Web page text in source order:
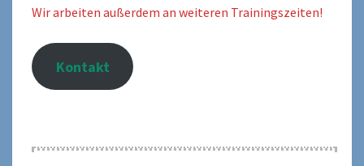
Wir arbeiten außerdem an weiteren Trainingszeiten!
Kontakt